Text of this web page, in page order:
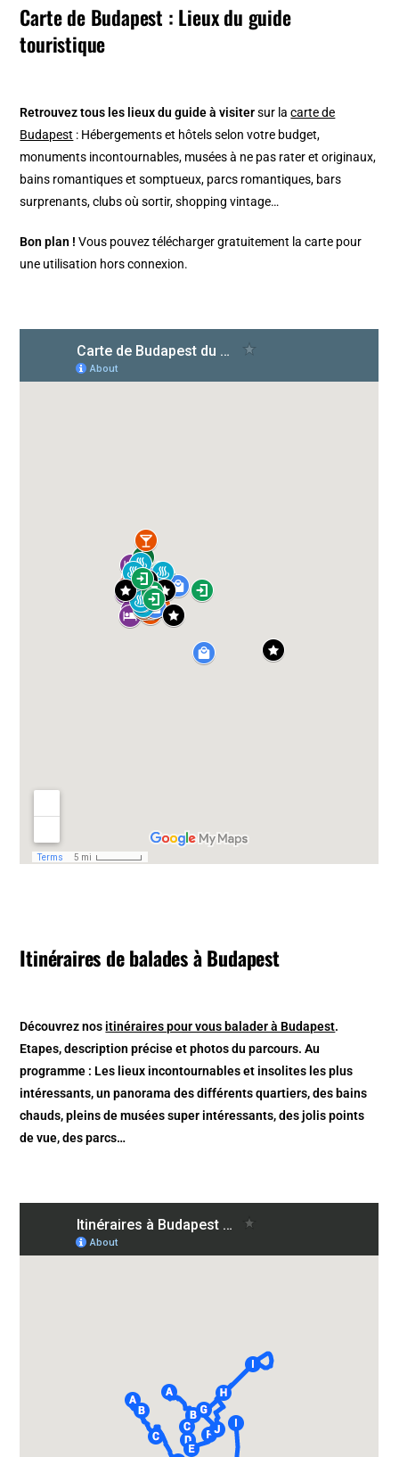
Carte de Budapest : Lieux du guide
touristique
Retrouvez tous les lieux du guide à visitersur lacarte de
Budapest : Hébergements et hôtels selon votre budget,
monuments incontournables, musées à ne pas rater et originaux,
bains romantiques et somptueux, parcs romantiques, bars
surprenants, clubs où sortir, shopping vintage…
Bon plan ! Vous pouvez télécharger gratuitement la carte pour
une utilisation hors connexion.
Itinéraires de balades à Budapest
Découvrez nos itinéraires pour vous balader à Budapest.
Etapes, description précise et photos du parcours. Au
programme : Les lieux incontournables et insolites les plus
intéressants, un panorama des différents quartiers, des bains
chauds, pleins de musées super intéressants, des jolis points
de vue, des parcs…